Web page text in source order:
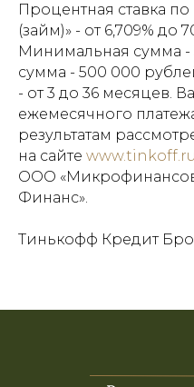
Процентная ставка
(займ)» - от 6,709% до
Минимальная сумма -
сумма - 500 000
- от 3 до 36 месяцев.
ежемесячного
результатам
на сайте www.tinkoff.ru
ООО
Финанс».
Тинькофф Кредит